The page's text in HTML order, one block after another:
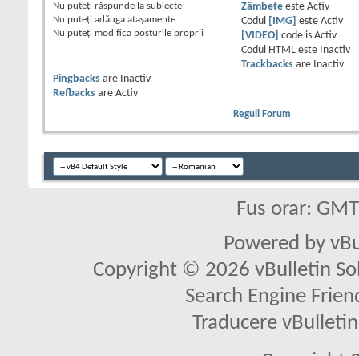
Nu puteţi răspunde la subiecte
Nu puteţi adăuga ataşamente
Nu puteţi modifica posturile proprii
Zâmbeteeste Activ
Codul
[IMG] este Activ
[VIDEO]
code is Activ
Codul HTML este
Inactiv
Trackbacksare
Inactiv
Pingbacks are
Inactiv
Refbacks are Activ
Reguli Forum
Fus orar:
Powered by
Copyright © 2026 vBulletin
Search Engine
Traducere